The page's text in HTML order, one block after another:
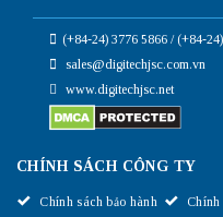
(+84-24) 3776 5866 / (+84-
sales@digitechjsc.com.vn
www.digitechjsc.net
CHÍNH SÁCH CÔNG TY
Chính sách bảo hành